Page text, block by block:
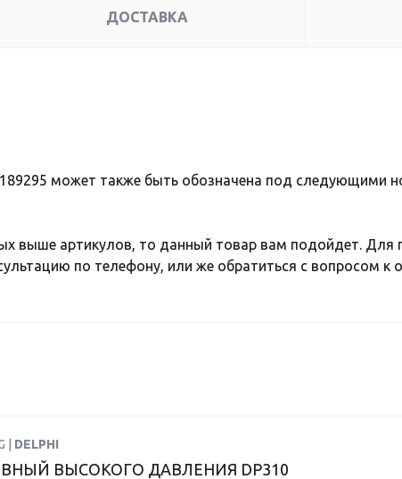
ДОСТАВКА
может также быть обозначена под следующими
выше артикулов, то данный товар вам подойдет. Для
по телефону, или же обратиться с вопросом к
| DELPHI
ВЫСОКОГО ДАВЛЕНИЯ DP310